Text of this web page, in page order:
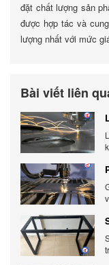
đặt chất lượng sản
được hợp tác và
lượng nhất với mức
Bài viết liên